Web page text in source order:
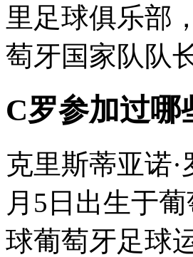
里足球俱乐部
萄牙国家队队
C罗参加过哪
克里斯蒂亚诺·
月5日出生于
球葡萄牙足球